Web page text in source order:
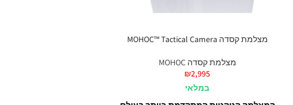
מצלמת קסדה MOHOC™ Tactical Camera
מצלמת קסדה MOHOC
₪2,995
במלאי